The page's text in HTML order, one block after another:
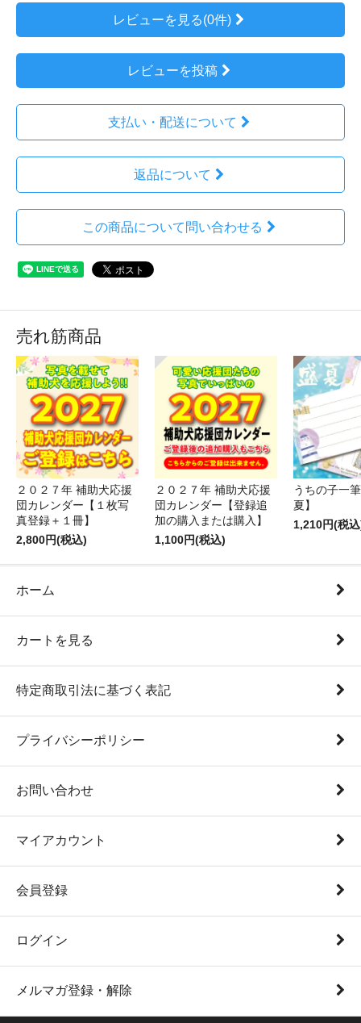
レビューを見る(0件)
レビューを投稿
支払い・配送について
返品について
この商品について問い合わせる
売れ筋商品
２０２７年 補助犬応援
団カレンダー【１枚写
真登録＋１冊】
2,800円(税込)
２０２７年 補助犬応援
団カレンダー【登録追
加の購入または購入】
1,100円(税込)
うちの子一
夏】
1,210円(税
ホーム
カートを見る
特定商取引法に基づく表記
プライバシーポリシー
お問い合わせ
マイアカウント
会員登録
ログイン
メルマガ登録・解除